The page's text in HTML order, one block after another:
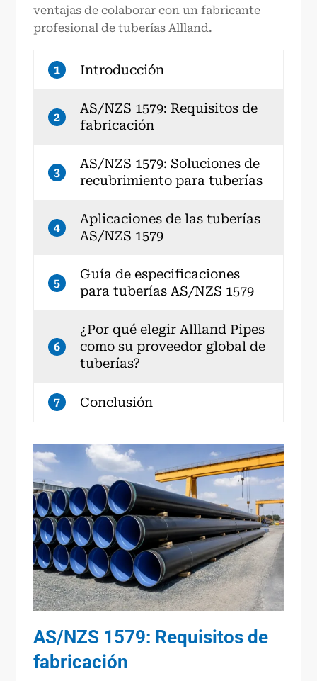
ventajas de colaborar con un fabricante
profesional de tuberías Allland.
1 Introducción
2
AS/NZS 1579: Requisitos de
fabricación
3
AS/NZS 1579: Soluciones de
recubrimiento para tuberías
4
Aplicaciones de las tuberías
AS/NZS 1579
5
Guía de especificaciones
para tuberías AS/NZS 1579
6
¿Por qué elegir Allland Pipes
como su proveedor global de
tuberías?
7 Conclusión
AS/NZS 1579: Requisitos de
fabricación